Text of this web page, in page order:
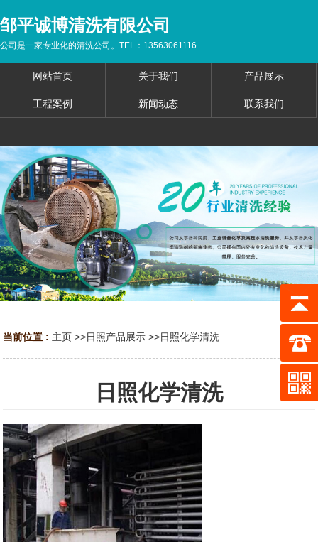
邹平诚博清洗有限公司
公司是一家专业化的清洗公司。TEL：13563061116
网站首页 关于我们 产品展示
工程案例 新闻动态 联系我们
当前位置 : 主页 >>日照产品展示 >>日照化学清洗
日照化学清洗